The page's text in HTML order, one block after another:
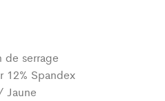
de serrage
12% Spandex
Jaune